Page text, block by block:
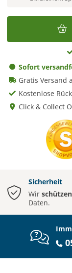
Sofort
Gratis Versand
Kostenlose
Click & Collect
Sicherheit
Wir schützen
Daten.